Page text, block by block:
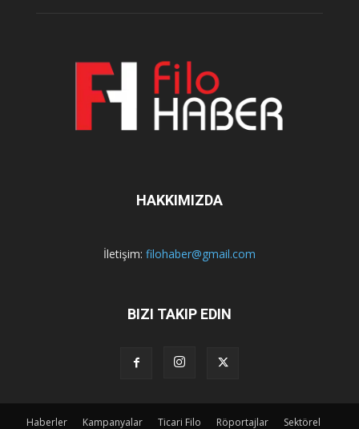
HAKKIMIZDA
İletişim: filohaber@gmail.com
BIZI TAKIP EDIN
Haberler Kampanyalar Ticari Filo Röportajlar Sektörel